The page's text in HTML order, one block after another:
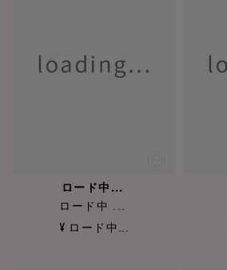
ロード中...
ロード中 ...
¥ ロード中...